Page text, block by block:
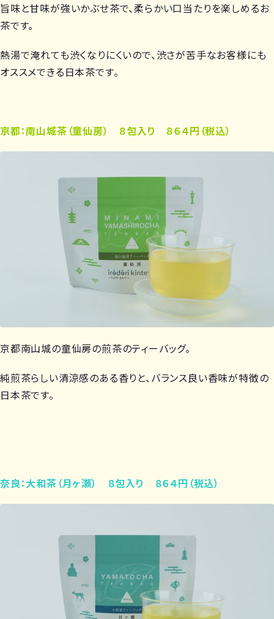
旨味と甘味が強いかぶせ茶で、柔らかい口当たりを楽しめるお
茶です。
熱湯で淹れても渋くなりにくいので、渋さが苦手なお客様にも
オススメできる日本茶です。
京都：南山城茶（童仙房） ８包入り ８６４円（税込）
京都南山城の童仙房の煎茶のティーバッグ。
純煎茶らしい清涼感のある香りと、バランス良い香味が特徴の
日本茶です。
奈良：大和茶（月ヶ瀬） ８包入り ８６４円（税込）